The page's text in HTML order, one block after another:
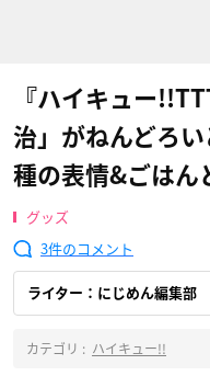
『ハイキュー
治」がねんどろ
種の表情&ごはん
グッズ
3
ライター：にじめん編集部
カテゴリ : ハイキュー!!